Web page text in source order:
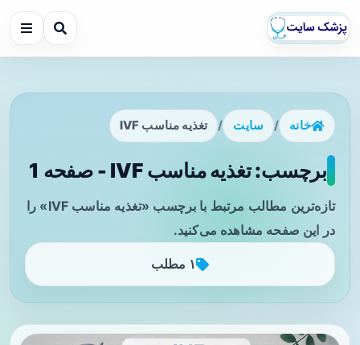
خانه / سایت / تغذیه مناسب IVF
برچسب: تغذیه مناسب IVF - صفحه 1
تازه‌ترین مطالب مرتبط با برچسب «تغذیه مناسب IVF» را
در این صفحه مشاهده می‌کنید.
۱ مطلب